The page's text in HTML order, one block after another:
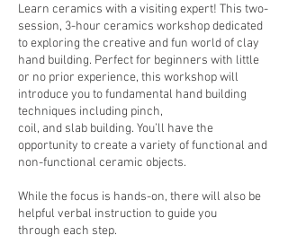
Learn ceramics with a visiting expert! This two-
session, 3-hour ceramics workshop dedicated
to exploring the creative and fun world of clay
hand building. Perfect for beginners with little
or no prior experience, this workshop will
introduce you to fundamental hand building
techniques including pinch,
coil, and slab building. You’ll have the
opportunity to create a variety of functional and
non-functional ceramic objects.
While the focus is hands-on, there will also be
helpful verbal instruction to guide you
through each step.